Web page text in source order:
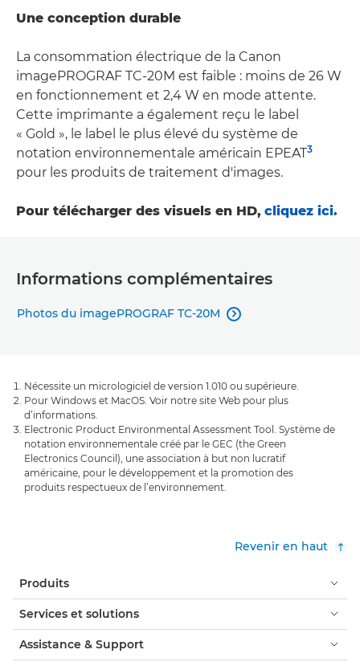
Une conception durable
La consommation électrique de la Canon
imagePROGRAF TC-20M est faible : moins de 26 W
en fonctionnement et 2,4 W en mode attente.
Cette imprimante a également reçu le label
« Gold », le label le plus élevé du système de
notation environnementale américain EPEAT3
pour les produits de traitement d'images.
Pour télécharger des visuels en HD, cliquez ici.
Informations complémentaires
Photos du imagePROGRAF TC-20M 
Nécessite un micrologiciel de version 1.010 ou supérieure.
Pour Windows et MacOS. Voir notre site Web pour plus
d’informations.
Electronic Product Environmental Assessment Tool. Système de
notation environnementale créé par le GEC (the Green
Electronics Council), une association à but non lucratif
américaine, pour le développement et la promotion des
produits respectueux de l’environnement.
Revenir en haut
Produits
Services et solutions
Assistance & Support